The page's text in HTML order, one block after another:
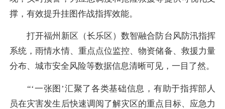
撑，有效提升挂图作战指挥效能。
打开福州新区（长乐区）数智融合防台风防汛指挥
系统，雨情水情、重点点位监控、物资储备、救援力量
分布、城市安全风险等数据信息清晰可见，一目了然。
“‘一张图’汇聚了各类基础信息，有助于指挥部人
员在灾害发生后快速调阅了解灾区的重点目标、应急力